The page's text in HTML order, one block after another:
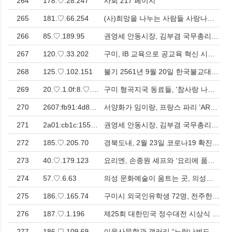
265 181.♡.66.254
266 85.♡.189.95
267 120.♡.33.202
268 125.♡.102.151
269
270
271
272 185.♡.205.70
273 40.♡.179.123
274 57.♡.6.63
275 186.♡.165.74
276 187.♡.1.196